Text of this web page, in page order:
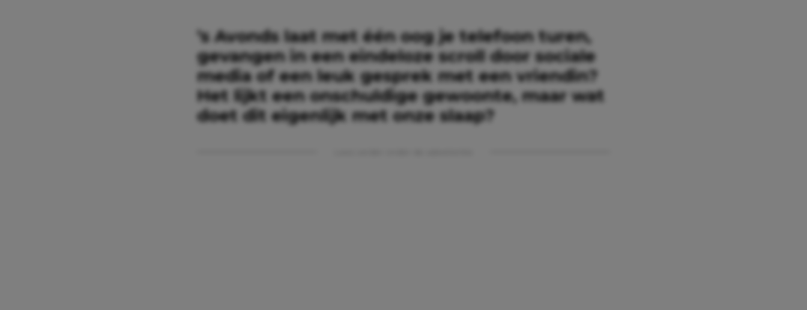
’s Avonds laat met één oog je telefoon turen,
gevangen in een eindeloze scroll door sociale
media of een leuk gesprek met een vriendin?
Het lijkt een onschuldige gewoonte, maar wat
doet dit eigenlijk met onze slaap?